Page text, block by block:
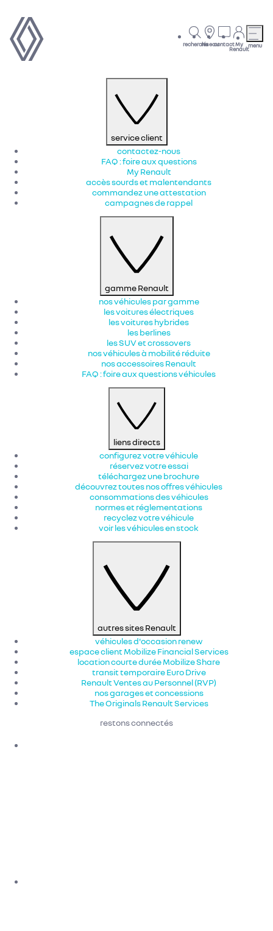
rechercheréseaucontactMy
Renault
menu
service client
contactez-nous
FAQ : foire aux questions
My Renault
accès sourds et malentendants
commandez une attestation
campagnes de rappel
gamme Renault
nos véhicules par gamme
les voitures électriques
les voitures hybrides
les berlines
les SUV et crossovers
nos véhicules à mobilité réduite
nos accessoires Renault​
FAQ : foire aux questions véhicules
liens directs
configurez votre véhicule
réservez votre essai
téléchargez une brochure
découvrez toutes nos offres véhicules
consommations des véhicules
normes et réglementations
recyclez votre véhicule
voir les véhicules en stock
autres sites Renault
véhicules d'occasion renew
espace client Mobilize Financial Services
location courte durée Mobilize Share
transit temporaire Euro Drive
Renault Ventes au Personnel (RVP)
nos garages et concessions
The Originals Renault Services
restons connectés